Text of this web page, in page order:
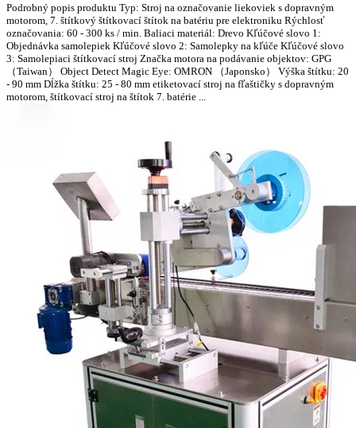
Podrobný popis produktu Typ: Stroj na označovanie liekoviek s dopravným
motorom, 7. štítkový štítkovací štítok na batériu pre elektroniku Rýchlosť
označovania: 60 - 300 ks / min. Baliaci materiál: Drevo Kľúčové slovo 1:
Objednávka samolepiek Kľúčové slovo 2: Samolepky na kľúče Kľúčové slovo
3: Samolepiaci štítkovací stroj Značka motora na podávanie objektov: GPG
（Taiwan） Object Detect Magic Eye: OMRON （Japonsko） Výška štítku: 20
- 90 mm Dĺžka štítku: 25 - 80 mm etiketovací stroj na fľaštičky s dopravným
motorom, štítkovací stroj na štítok 7. batérie ...